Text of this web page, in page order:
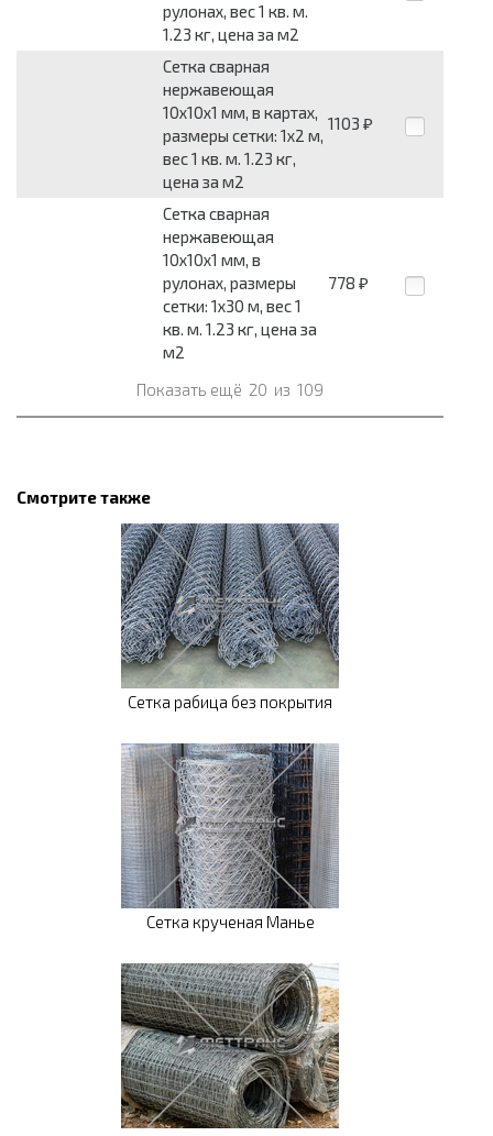
рулонах, вес 1 кв. м.
1.23 кг, цена за м2
Сетка сварная
нержавеющая
10x10x1 мм, в картах,
размеры сетки: 1x2 м,
вес 1 кв. м. 1.23 кг,
цена за м2
1103 ₽
Сетка сварная
нержавеющая
10x10x1 мм, в
рулонах, размеры
сетки: 1x30 м, вес 1
кв. м. 1.23 кг, цена за
м2
778 ₽
Показать ещё 20 из 109
Смотрите также
Сетка рабица без покрытия
Сетка крученая Манье